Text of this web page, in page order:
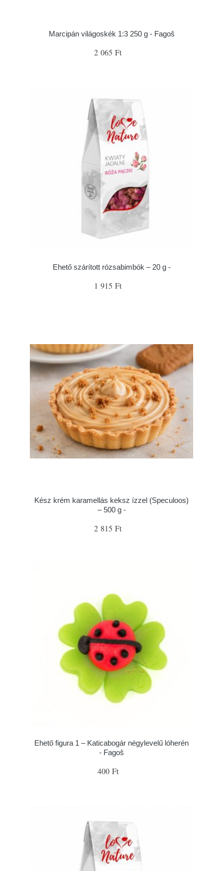
Marcipán világoskék 1:3 250 g - Fagoš
2 065 Ft
Ehető szárított rózsabimbók – 20 g -
1 915 Ft
Kész krém karamellás keksz ízzel (Speculoos)
– 500 g -
2 815 Ft
Ehető figura 1 – Katicabogár négylevelű lóherén
- Fagoš
400 Ft